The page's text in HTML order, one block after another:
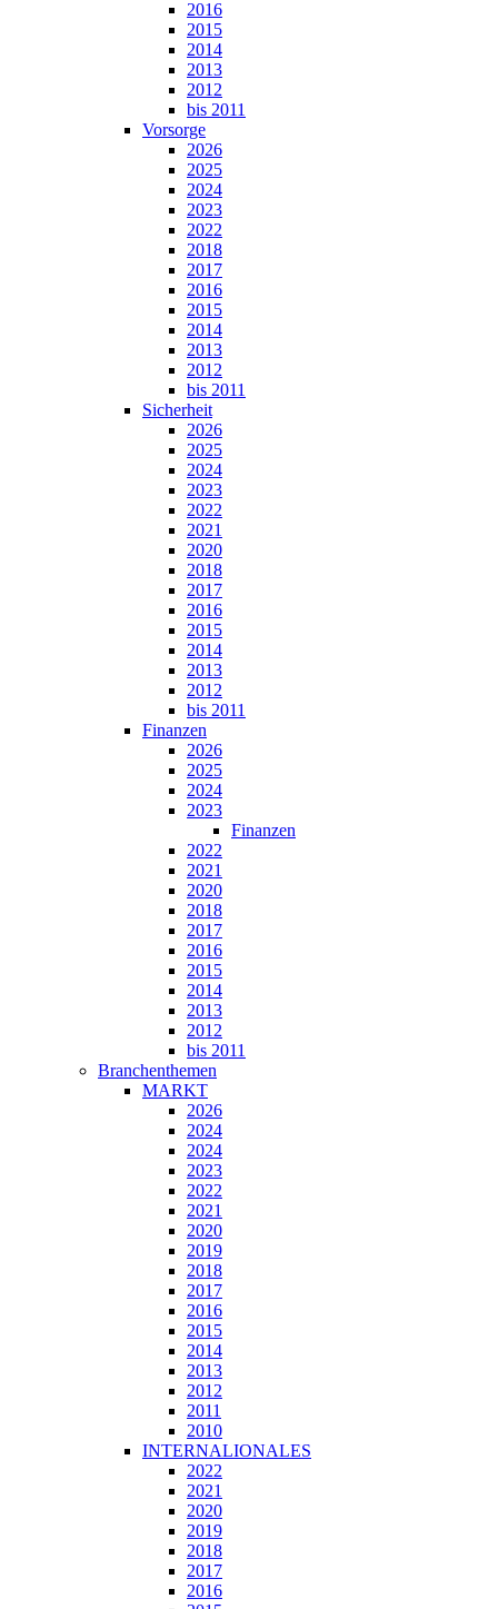
2016
2015
2014
2013
2012
bis 2011
Vorsorge
2026
2025
2024
2023
2022
2018
2017
2016
2015
2014
2013
2012
bis 2011
Sicherheit
2026
2025
2024
2023
2022
2021
2020
2018
2017
2016
2015
2014
2013
2012
bis 2011
Finanzen
2026
2025
2024
2023
Finanzen
2022
2021
2020
2018
2017
2016
2015
2014
2013
2012
bis 2011
Branchenthemen
MARKT
2026
2024
2024
2023
2022
2021
2020
2019
2018
2017
2016
2015
2014
2013
2012
2011
2010
INTERNALIONALES
2022
2021
2020
2019
2018
2017
2016